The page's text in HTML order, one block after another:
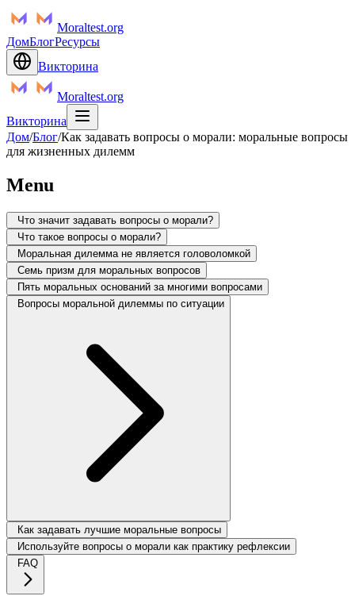
Moraltest.org
ДомБлогРесурсы
Викторина
Moraltest.org
Викторина
Дом/Блог/Как задавать вопросы о морали: моральные вопросы
для жизненных дилемм
Menu
Что значит задавать вопросы о морали?
Что такое вопросы о морали?
Моральная дилемма не является головоломкой
Семь призм для моральных вопросов
Пять моральных оснований за многими вопросами
Вопросы моральной дилеммы по ситуации
Как задавать лучшие моральные вопросы
Используйте вопросы о морали как практику рефлексии
FAQ